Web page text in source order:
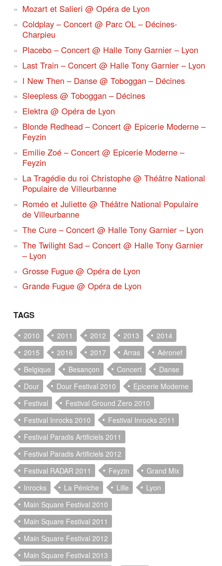
Mozart et Salieri @ Opéra de Lyon
Coldplay – Concert @ Parc OL – Décines-
Charpieu
Placebo – Concert @ Halle Tony Garnier – Lyon
Last Train – Concert @ Halle Tony Garnier – Lyon
I New Then – Danse @ Toboggan – Décines
Sleepless @ Toboggan – Décines
Elektra @ Opéra de Lyon
Blonde Redhead – Concert @ Epicerie Moderne –
Feyzin
Emilie Zoé – Concert @ Epicerie Moderne –
Feyzin
La Tragédie du roi Christophe @ Théâtre National
Populaire de Villeurbanne
Roméo et Juliette @ Théâtre National Populaire
de Villeurbanne
The Cure – Concert @ Halle Tony Garnier – Lyon
The Twilight Sad – Concert @ Halle Tony Garnier
– Lyon
Grosse Fugue @ Opéra de Lyon
Grande Fugue @ Opéra de Lyon
TAGS
2010 2011 2012 2013
2014
2015
2016 2017 Arras
Aéronef
Belgique
Besançon Concert
Danse
Dour
Dour Festival 2010
Epicerie Moderne
Festival
Festival Ground Zero 2010
Festival Inrocks 2010
Festival Inrocks 2011
Festival Paradis Artificiels 2011
Festival Paradis Artificiels 2012
Festival RADAR 2011
Feyzin
Grand Mix
Inrocks
La Péniche Lille
Lyon
Main Square Festival 2010
Main Square Festival 2011
Main Square Festival 2012
Main Square Festival 2013